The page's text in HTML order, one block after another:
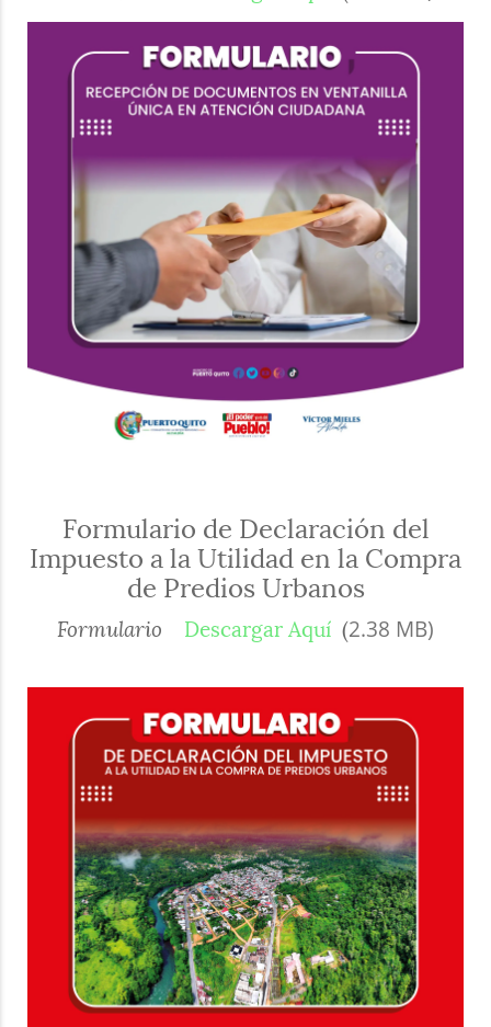
Formulario de Declaración del
Impuesto a la Utilidad en la Compra
de Predios Urbanos
Formulario Descargar Aquí (2.38 MB)